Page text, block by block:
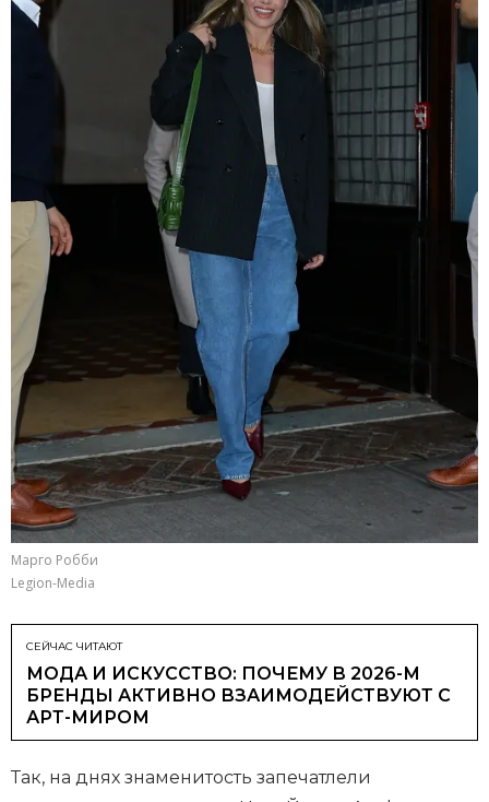
Марго Робби
Legion-Media
СЕЙЧАС ЧИТАЮТ
МОДА И ИСКУССТВО: ПОЧЕМУ В 2026-М
БРЕНДЫ АКТИВНО ВЗАИМОДЕЙСТВУЮТ С
АРТ-МИРОМ
Так, на днях знаменитость запечатлели